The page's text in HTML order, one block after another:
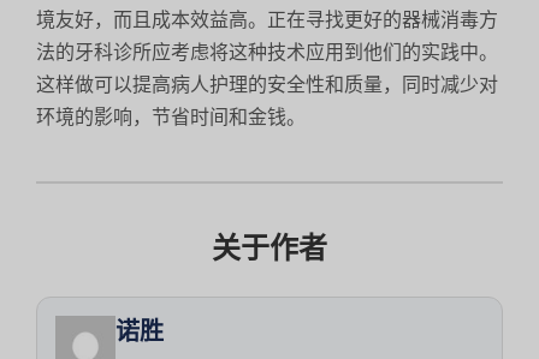
境友好，而且成本效益高。正在寻找更好的器械消毒方
法的牙科诊所应考虑将这种技术应用到他们的实践中。
这样做可以提高病人护理的安全性和质量，同时减少对
环境的影响，节省时间和金钱。
关于作者
诺胜